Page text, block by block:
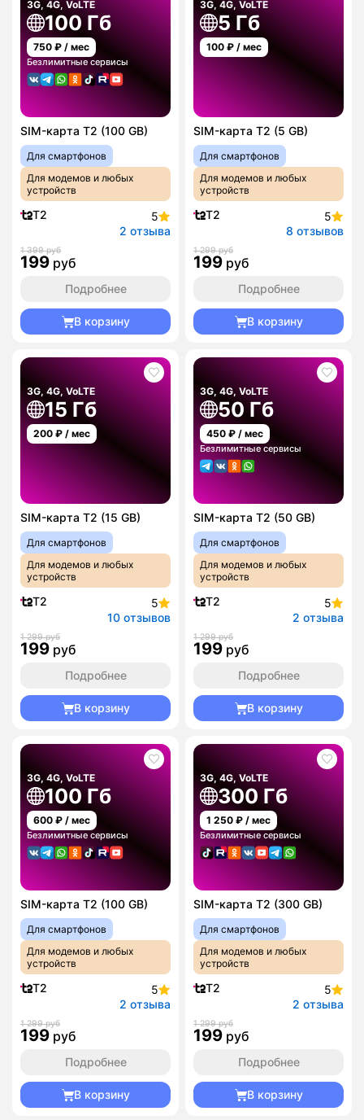
3G, 4G, VoLTE
100 Гб
750 ₽ / мес
Безлимитные сервисы
SIM-карта T2 (100 GB)
Для смартфонов
Для модемов и любых
устройств
T2
5
2 отзыва
1 399 руб
199 руб
Подробнее
В корзину
3G, 4G, VoLTE
5 Гб
100 ₽ / мес
SIM-карта T2 (5 GB)
Для смартфонов
Для модемов и любых
устройств
T2
5
8 отзывов
1 299 руб
199 руб
Подробнее
В корзину
3G, 4G, VoLTE
15 Гб
200 ₽ / мес
SIM-карта T2 (15 GB)
Для смартфонов
Для модемов и любых
устройств
T2
5
10 отзывов
1 299 руб
199 руб
Подробнее
В корзину
3G, 4G, VoLTE
50 Гб
450 ₽ / мес
Безлимитные сервисы
SIM-карта T2 (50 GB)
Для смартфонов
Для модемов и любых
устройств
T2
5
2 отзыва
1 299 руб
199 руб
Подробнее
В корзину
3G, 4G, VoLTE
100 Гб
600 ₽ / мес
Безлимитные сервисы
SIM-карта T2 (100 GB)
Для смартфонов
Для модемов и любых
устройств
T2
5
2 отзыва
1 299 руб
199 руб
Подробнее
В корзину
3G, 4G, VoLTE
300 Гб
1 250 ₽ / мес
Безлимитные сервисы
SIM-карта T2 (300 GB)
Для смартфонов
Для модемов и любых
устройств
T2
5
2 отзыва
1 299 руб
199 руб
Подробнее
В корзину